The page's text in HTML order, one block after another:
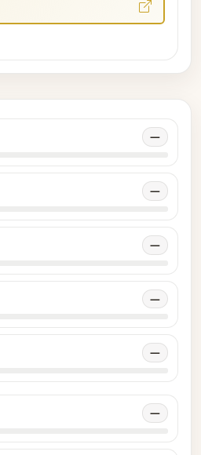
—
—
—
—
—
—